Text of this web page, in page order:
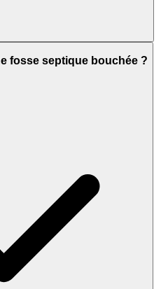
fosse septique bouchée ?